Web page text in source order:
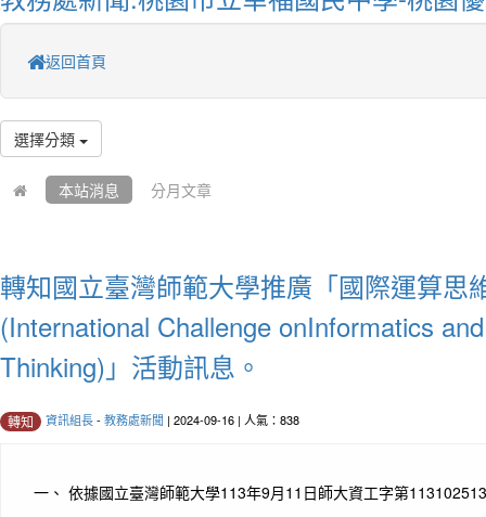
返回首頁
選擇分類
本站消息 分月文章
轉知國立臺灣師範大學推廣「國際運算思
(International Challenge onInformatics
Thinking)」活動訊息。
轉知 資訊組長- 教務處新聞 | 2024-09-16 | 人氣：838
一、 依據國立臺灣師範大學113年9月11日師大資工字第